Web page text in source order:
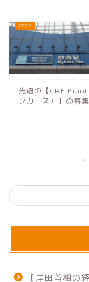
先週の【CRE
ンカーズ）】の募
【岸田首相の